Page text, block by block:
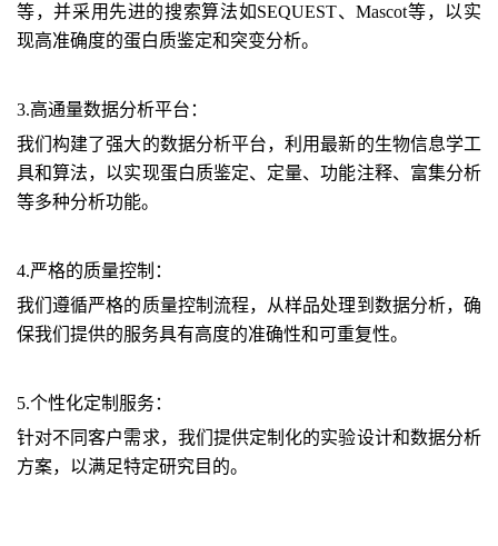
等，并采用先进的搜索算法如SEQUEST、Mascot等，以实
现高准确度的蛋白质鉴定和突变分析。
3.高通量数据分析平台 ：
我们构建了强大的数据分析平台，利用最新的生物信息学工
具和算法，以实现蛋白质鉴定、定量、功能注释、富集分析
等多种分析功能。
4.严格的质量控制 ：
我们遵循严格的质量控制流程，从样品处理到数据分析，确
保我们提供的服务具有高度的准确性和可重复性。
5.个性化定制服务：
针对不同客户需求，我们提供定制化的实验设计和数据分析
方案，以满足特定研究目的。